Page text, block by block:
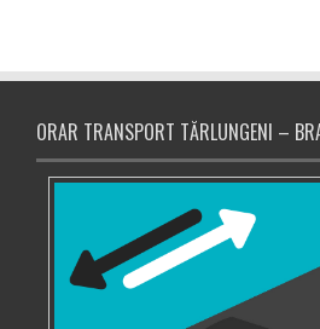
ORAR TRANSPORT TĂRLUNGENI –